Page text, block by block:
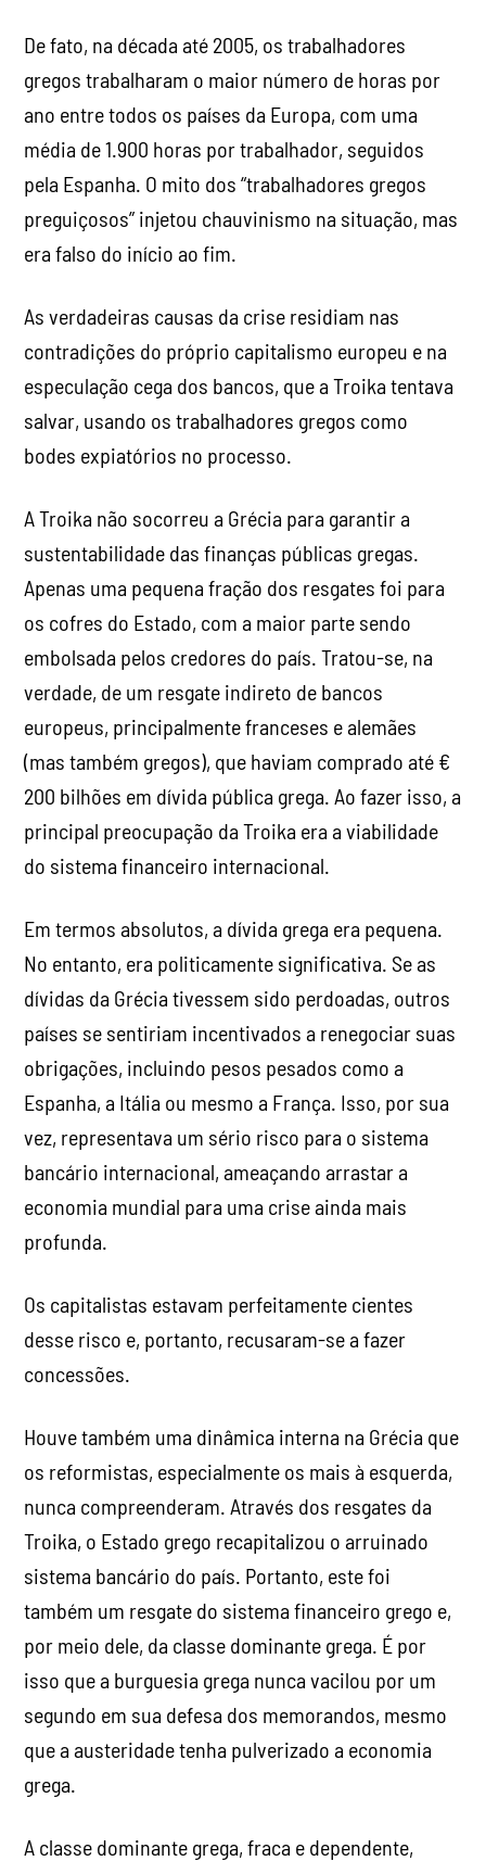
De fato, na década até 2005, os trabalhadores
gregos trabalharam o maior número de horas por
ano entre todos os países da Europa, com uma
média de 1.900 horas por trabalhador, seguidos
pela Espanha. O mito dos “trabalhadores gregos
preguiçosos” injetou chauvinismo na situação, mas
era falso do início ao fim.
As verdadeiras causas da crise residiam nas
contradições do próprio capitalismo europeu e na
especulação cega dos bancos, que a Troika tentava
salvar, usando os trabalhadores gregos como
bodes expiatórios no processo.
A Troika não socorreu a Grécia para garantir a
sustentabilidade das finanças públicas gregas.
Apenas uma pequena fração dos resgates foi para
os cofres do Estado, com a maior parte sendo
embolsada pelos credores do país. Tratou-se, na
verdade, de um resgate indireto de bancos
europeus, principalmente franceses e alemães
(mas também gregos), que haviam comprado até €
200 bilhões em dívida pública grega. Ao fazer isso, a
principal preocupação da Troika era a viabilidade
do sistema financeiro internacional.
Em termos absolutos, a dívida grega era pequena.
No entanto, era politicamente significativa. Se as
dívidas da Grécia tivessem sido perdoadas, outros
países se sentiriam incentivados a renegociar suas
obrigações, incluindo pesos pesados como a
Espanha, a Itália ou mesmo a França. Isso, por sua
vez, representava um sério risco para o sistema
bancário internacional, ameaçando arrastar a
economia mundial para uma crise ainda mais
profunda.
Os capitalistas estavam perfeitamente cientes
desse risco e, portanto, recusaram-se a fazer
concessões.
Houve também uma dinâmica interna na Grécia que
os reformistas, especialmente os mais à esquerda,
nunca compreenderam. Através dos resgates da
Troika, o Estado grego recapitalizou o arruinado
sistema bancário do país. Portanto, este foi
também um resgate do sistema financeiro grego e,
por meio dele, da classe dominante grega. É por
isso que a burguesia grega nunca vacilou por um
segundo em sua defesa dos memorandos, mesmo
que a austeridade tenha pulverizado a economia
grega.
A classe dominante grega, fraca e dependente,